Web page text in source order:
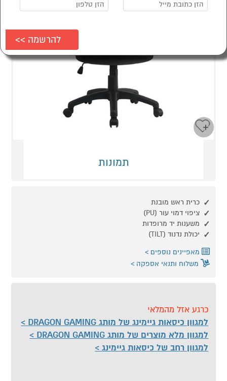
תמונות
כרית ראש מובנת
ציפוי דמוי עור (PU)
משענות יד מרופדות
יכולת נדנוד (TILT)
מאפיינים נוספים
משלוח ותנאי אספקה
כרגע אזל מהמלאי
למגוון כיסאות גיימינג של מותג DRAGON GAMING
למגוון מלא מוצרים של מותג DRAGON GAMING
למגוון רחב של כיסאות גיימינג